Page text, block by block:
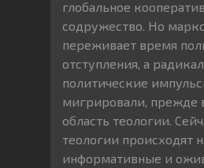
глобальное
содружество. Но
переживает время
отступления, а
политические
мигрировали, прежде
область теологии.
теологии происходят
информативные и